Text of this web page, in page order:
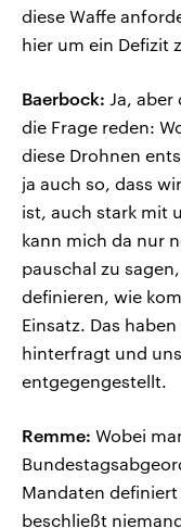
diese Waffe
hier um ein Defizit
Baerbock: Ja, aber
die Frage reden:
diese Drohnen
ja auch so, dass
ist, auch stark mit
kann mich da nur
pauschal zu
definieren, wie
Einsatz. Das
hinterfragt und
entgegengestellt.
Remme: Wobei
Mandaten
beschließt